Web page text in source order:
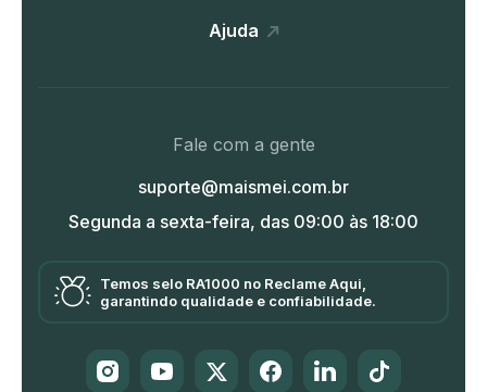
Ajuda
Fale com a gente
suporte@maismei.com.br
Segunda a sexta-feira, das 09:00 às 18:00
Temos selo RA1000 no Reclame Aqui,
garantindo qualidade e confiabilidade.